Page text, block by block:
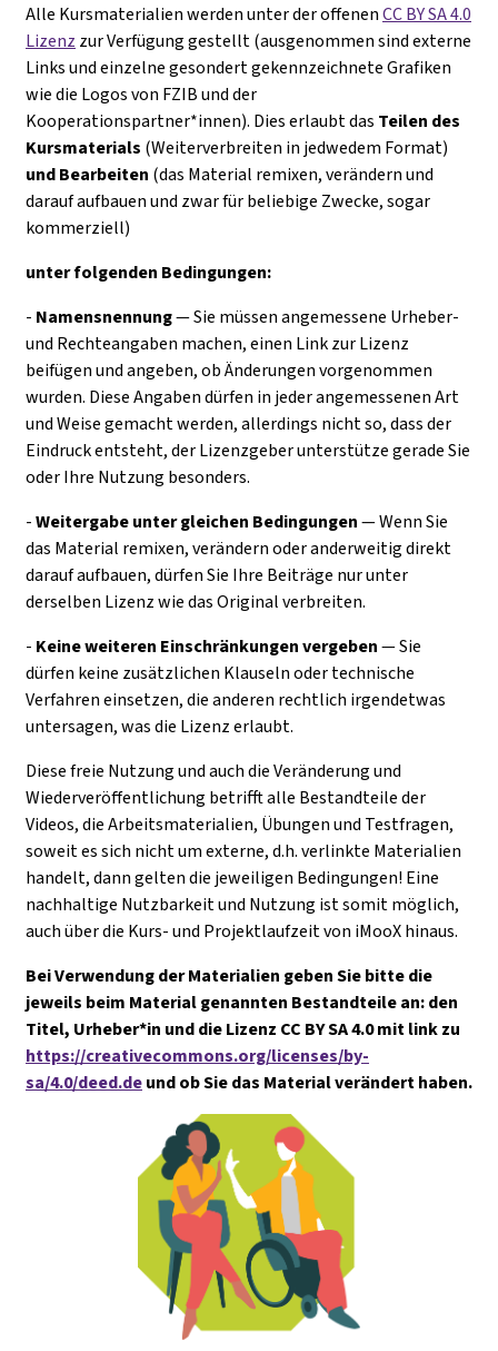
Alle Kursmaterialien werden unter der offenenCC BY SA 4.0
Lizenz zur Verfügung gestellt (ausgenommen sind externe
Links und einzelne gesondert gekennzeichnete Grafiken
wie die Logos von FZIB und der
Kooperationspartner*innen). Dies erlaubt das Teilen des
Kursmaterials (Weiterverbreiten in jedwedem Format)
und Bearbeiten (das Material remixen, verändern und
darauf aufbauen und zwar für beliebige Zwecke, sogar
kommerziell)
unter folgenden Bedingungen:
- Namensnennung— Sie müssen angemessene Urheber-
und Rechteangaben machen, einen Link zur Lizenz
beifügen und angeben, ob Änderungen vorgenommen
wurden. Diese Angaben dürfen in jeder angemessenen Art
und Weise gemacht werden, allerdings nicht so, dass der
Eindruck entsteht, der Lizenzgeber unterstütze gerade Sie
oder Ihre Nutzung besonders.
-Weitergabe unter gleichen Bedingungen— Wenn Sie
das Material remixen, verändern oder anderweitig direkt
darauf aufbauen, dürfen Sie Ihre Beiträge nur unter
derselben Lizenz wie das Original verbreiten.
- Keine weiteren Einschränkungenvergeben— Sie
dürfen keine zusätzlichen Klauseln oder technische
Verfahren einsetzen, die anderen rechtlich irgendetwas
untersagen, was die Lizenz erlaubt.
Diese freie Nutzung und auch die Veränderung und
Wiederveröffentlichung betrifft alle Bestandteile der
Videos, die Arbeitsmaterialien, Übungen und Testfragen,
soweit es sich nicht um externe, d.h. verlinkte Materialien
handelt, dann gelten die jeweiligen Bedingungen! Eine
nachhaltige Nutzbarkeit und Nutzung ist somit möglich,
auch über die Kurs- und Projektlaufzeit von iMooX hinaus.
Bei Verwendung der Materialien geben Sie bitte die
jeweils beim Material genannten Bestandteile an: den
Titel, Urheber*in und die Lizenz CC BY SA 4.0 mit link zu
https://creativecommons.org/licenses/by-
sa/4.0/deed.deund ob Sie das Material verändert haben.